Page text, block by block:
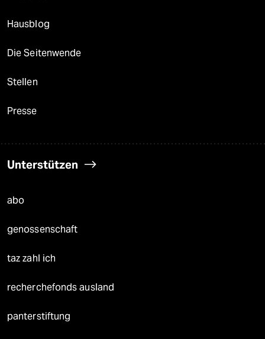
Hausblog
Die Seitenwende
Stellen
Presse
Unterstützen
abo
genossenschaft
taz zahl ich
recherchefonds ausland
panterstiftung